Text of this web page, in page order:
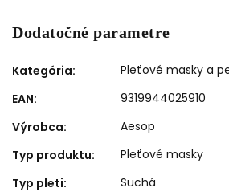
Dodatočné parametre
Kategória:
Pleťové masky a
EAN:
9319944025910
Výrobca:
Aesop
Typ produktu:
Pleťové masky
Typ pleti: Suchá